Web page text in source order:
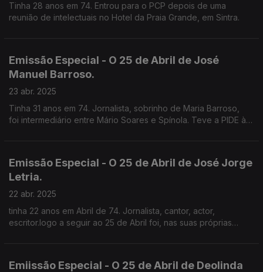
Tinha 28 anos em 74. Entrou para o PCP depois de uma
reunião de intelectuais no Hotel da Praia Grande, em Sintra.
Emissão Especial - O 25 de Abril de José
Manuel Barroso.
23 abr. 2025
Tinha 31 anos em 74. Jornalista, sobrinho de Maria Barroso,
foi intermediário entre Mário Soares e Spínola. Teve a PIDE à
Emissão Especial - O 25 de Abril de José Jorge
Letria.
22 abr. 2025
tinha 22 anos em Abril de 74. Jornalista, cantor, actor,
escritor.logo a seguir ao 25 de Abril foi, nas suas próprias
Emiissão Especial - O 25 de Abril de Deolinda